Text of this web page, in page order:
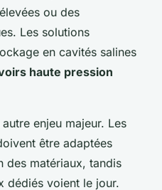
ou des
Les solutions
en cavités salines
haute pression
enjeu majeur. Les
être adaptées
des matériaux, tandis
dédiés voient le jour.